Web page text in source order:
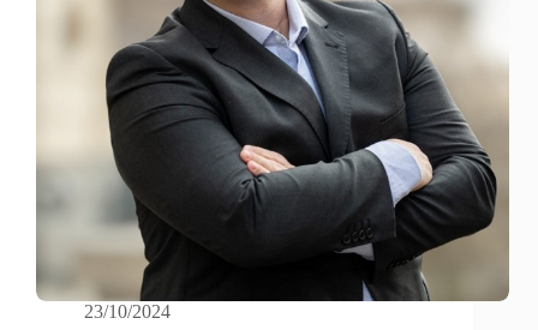
23/10/2024